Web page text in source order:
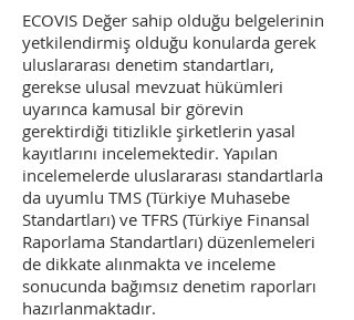
ECOVIS Değer sahip olduğu belgelerinin
yetkilendirmiş olduğu konularda gerek
uluslararası denetim standartları,
gerekse ulusal mevzuat hükümleri
uyarınca kamusal bir görevin
gerektirdiği titizlikle şirketlerin yasal
kayıtlarını incelemektedir. Yapılan
incelemelerde uluslararası standartlarla
da uyumlu TMS (Türkiye Muhasebe
Standartları) ve TFRS (Türkiye Finansal
Raporlama Standartları) düzenlemeleri
de dikkate alınmakta ve inceleme
sonucunda bağımsız denetim raporları
hazırlanmaktadır.